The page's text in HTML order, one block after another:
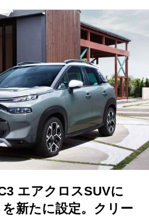
エアクロスSUVに
を新たに設定。クリー